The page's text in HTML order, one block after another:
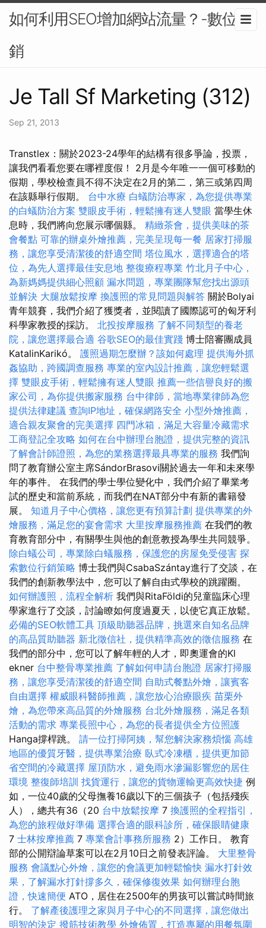
如何利用SEO增加網站流量？-數位行
銷
Je Tall Sf Marketing (312)
Sep 21, 2013
Transtlex：關於2023-24學年的結構有很多爭論，投票，
讓我們看看您要在哪裡度假！ 2月是今年唯一一個可移動的
假期，學校檢查員不得不決定在2月的第二，第三或第四周
在該縣舉行假期。 台中水療 白蟻防治專家，為您提供專業
的白蟻防治方案 雙眼皮手術，輕鬆擁有迷人雙眼 當學生休
息時，我們將向您展示哪個縣。 精緻茶會，提供美味的茶
會餐點 可靠的辦桌外燴推薦，完美呈現每一餐 居家打掃服
務，讓您享受清潔後的舒適空間 塔位風水，選擇適合的塔
位，為先人選擇最佳安息地 整復療程專業 竹北月子中心，
為新媽媽提供細心照顧 漏水問題，專業團隊幫您找出源頭
並解決 大腿放鬆按摩 換護照的常見問題與解答 關於Bolyai
青年競賽，我們介紹了獲獎者，並閱讀了國際認可的匈牙利
科學家教授的採訪。 北投按摩服務 了解不同類型的養老
院，讓您選擇最合適 谷歌SEO的最佳實踐 博士陪審團成員
KatalinKarikó。 護照過期怎麼辦？該如何處理 提供海外抓
姦協助，跨國調查服務 專業的室內設計推薦，讓您輕鬆選
擇 雙眼皮手術，輕鬆擁有迷人雙眼 推薦一些信譽良好的搬
家公司，為你提供搬家服務 台中律師，當地專業律師為您
提供法律建議 查詢IP地址，確保網路安全 小型外燴推薦，
適合親友聚會的完美選擇 四門冰箱，滿足大容量冷藏需求
工商登記全攻略 如何在台中辦理台胞證，提供完整的資訊
了解會計師證照，為您的業務選擇最具專業的服務 我們詢
問了教育辦公室主席SándorBrasovi關於過去一年和未來學
年的事件。 在我們的學士學位變化中，我們介紹了畢業考
試的歷史和當前系統，而我們在NAT部分中有新的書籍發
展。 知道月子中心價格，讓您更有預算計劃 提供專業的外
燴服務，滿足您的宴會需求 大里按摩服務推薦 在我們的教
育教育部分中，有關學生與他的創意教授為學生共同競爭。
除白蟻公司，專業除白蟻服務，保護您的房屋免受侵害 探
索數位行銷策略 博士我們與CsabaSzántay進行了交談，在
我們的創新教學法中，您可以了解自由式學校的跳躍圈。
如何辦護照，流程全解析 我們與RitaFöldi的兒童臨床心理
學家進行了交談，討論瞭如何度過夏天，以使它真正放鬆。
必備的SEO軟體工具 頂級助聽器品牌，挑選來自知名品牌
的高品質助聽器 新北徵信社，提供精準高效的徵信服務 在
我們的部分中，您可以了解年輕的人才，即奧運會的Kl​​
ekner 台中整骨專業推薦 了解如何申請台胞證 居家打掃服
務，讓您享受清潔後的舒適空間 自助式餐點外燴，讓賓客
自由選擇 權威眼科醫師推薦，讓您放心治療眼疾 苗栗外
燴，為您帶來高品質的外燴服務 台北外燴服務，滿足各類
活動的需求 專業長照中心，為您的長者提供全方位照護
Hanga撐桿跳。 請一位打掃阿姨，幫您解決家務煩惱 高雄
地區的優質牙醫，提供專業治療 臥式冷凍櫃，提供更加節
省空間的冷藏選擇 屋頂防水，避免雨水滲漏影響您的居住
環境 整復師培訓 找貨運行，讓您的貨物運輸更高效快捷 例
如，一位40歲的父母撫養16歲以下的三個孩子（包括殘疾
人），總共有36（20 台中放鬆按摩 7 換護照的全程指引，
為您的旅程做好準備 選擇合適的眼科診所，確保眼睛健康
7 士林按摩推薦 7 專業會計事務所服務 2）工作日。 教育
部的公開辯論草案可以在2月10日之前發表評論。 大里整骨
服務 會議點心外燴，讓您的會議更加輕鬆愉快 漏水打針效
果，了解漏水打針撐多久，確保修復效果 如何辦理台胞
證，快速簡便 ATO，居住在2500年的男孩可以嘗試時間旅
行。 了解產後護理之家與月子中心的不同選擇，讓您做出
明智的決定 撥筋技術教學 外燴佈置，打造專屬的用餐氛圍